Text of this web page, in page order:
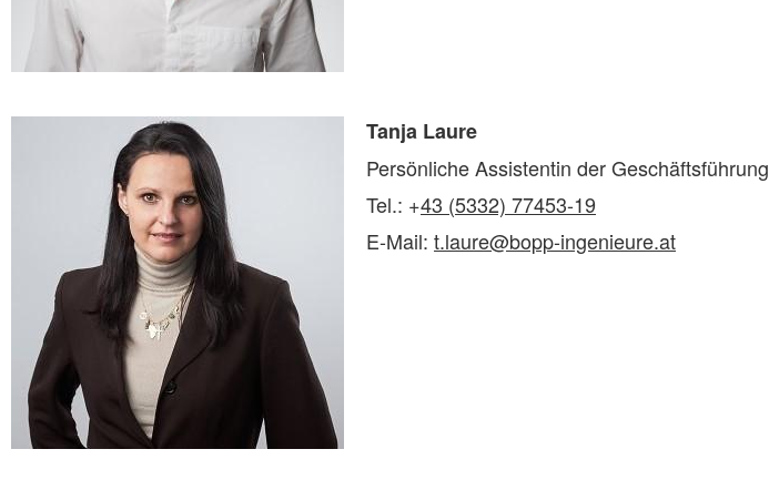
Tanja Laure
Persönliche Assistentin der Geschäftsführung
Tel.: +43 (5332) 77453-19
E-Mail: t.laure@bopp-ingenieure.at